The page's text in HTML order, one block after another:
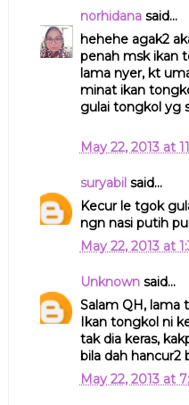
norhidanasaid...
hehehe agak2
penah msk ikan
lama nyer, kt
minat ikan
gulai tongkol yg
May 22, 2013 at
suryabilsaid...
Kecur le tgok
ngn nasi putih
May 22, 2013 at
Unknownsaid...
Salam QH, lama
Ikan tongkol ni
tak dia keras,
bila dah hancur2
May 22, 2013 at